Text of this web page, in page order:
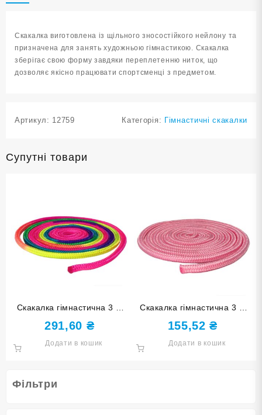
Фільтри
TS01
Скакалка виготовлена із щільного зносостійкого нейлону та
призначена для занять художньою гімнастикою. Скакалка
зберігає свою форму завдяки переплетенню ниток, що
дозволяє якісно працювати спортсменці з предметом.
Артикул: 12759 Категорія: Гімнастичні скакалки
Супутні товари
Скакалка гімнастична 3 м
веселка
291,60 ₴
Додати в кошик
Скакалка гімнастична 3 м
рожева TS01 pink
155,52₴
Додати в кошик